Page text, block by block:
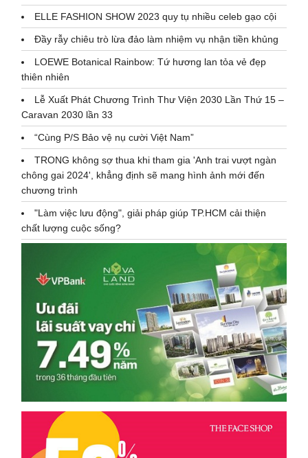
ELLE FASHION SHOW 2023 quy tụ nhiều celeb gạo cội
Đầy rẫy chiêu trò lừa đảo làm nhiệm vụ nhận tiền khủng
LOEWE Botanical Rainbow: Tứ hương lan tỏa vẻ đẹp
thiên nhiên
Lễ Xuất Phát Chương Trình Thư Viện 2030 Lần Thứ 15 –
Caravan 2030 lần 33
“Cùng P/S Bảo vệ nụ cười Việt Nam”
TRONG không sợ thua khi tham gia 'Anh trai vượt ngàn
chông gai 2024', khẳng định sẽ mang hình ảnh mới đến
chương trình
"Làm việc lưu động", giải pháp giúp TP.HCM cải thiện
chất lượng cuộc sống?